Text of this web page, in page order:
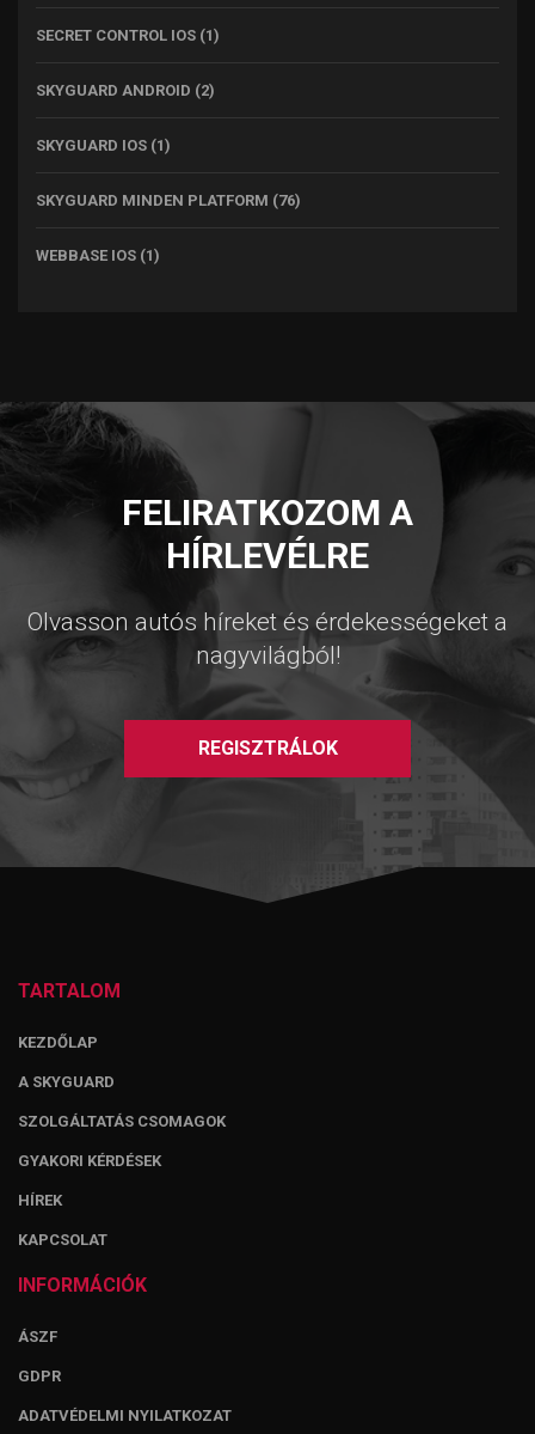
SECRET CONTROL IOS (1)
SKYGUARD ANDROID (2)
SKYGUARD IOS (1)
SKYGUARD MINDEN PLATFORM (76)
WEBBASE IOS (1)
FELIRATKOZOM A
HÍRLEVÉLRE
Olvasson autós híreket és érdekességeket a
nagyvilágból!
REGISZTRÁLOK
TARTALOM
KEZDŐLAP
A SKYGUARD
SZOLGÁLTATÁS CSOMAGOK
GYAKORI KÉRDÉSEK
HÍREK
KAPCSOLAT
INFORMÁCIÓK
ÁSZF
GDPR
ADATVÉDELMI NYILATKOZAT